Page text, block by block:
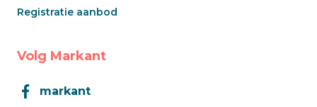
Registratie aanbod
Volg Markant
markant